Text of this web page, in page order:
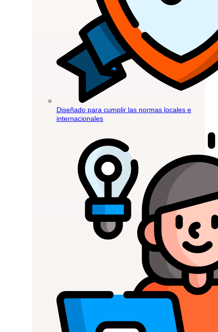
Diseñado para cumplir las normas locales e
internacionales